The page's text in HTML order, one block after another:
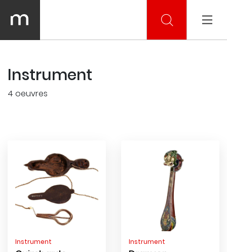
Instrument
4 oeuvres
Instrument Instrument